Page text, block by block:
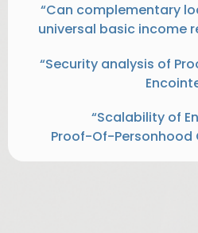
“Can complementary
universal basic income
“Scalability of
Proof-Of-Personhood